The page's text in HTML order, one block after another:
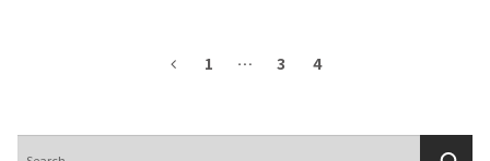
1 … 3 4